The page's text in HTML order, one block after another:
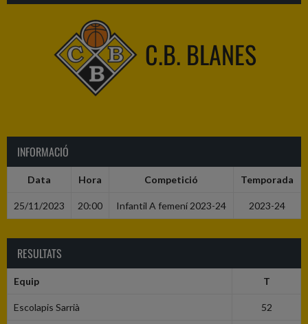
C.B. BLANES
INFORMACIÓ
Data Hora Competició Temporada
25/11/2023 20:00 Infantil A femení 2023-24 2023-24
RESULTATS
Equip T
Escolapis Sarrià 52